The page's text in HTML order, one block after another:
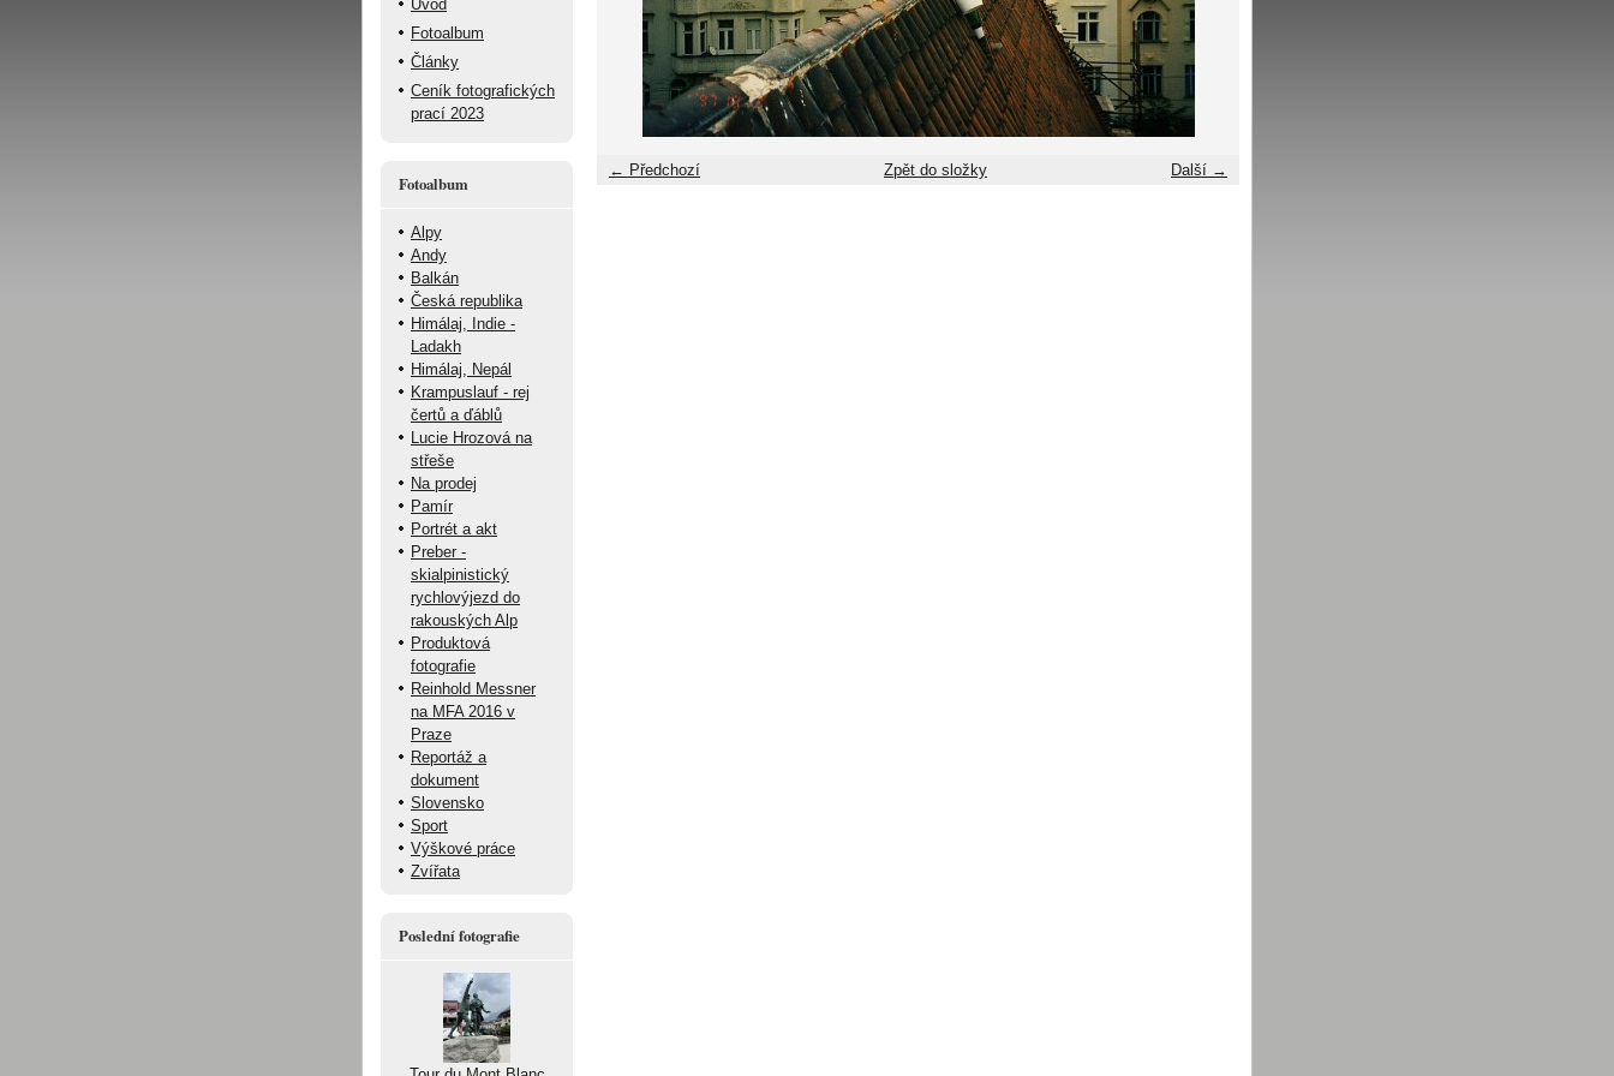
← Předchozí Další →
Zpět do složky
Úvod
Fotoalbum
Články
Ceník fotografických
prací 2023
Fotoalbum
Alpy
Andy
Balkán
Česká republika
Himálaj, Indie -
Ladakh
Himálaj, Nepál
Krampuslauf - rej
čertů a ďáblů
Lucie Hrozová na
střeše
Na prodej
Pamír
Portrét a akt
Preber -
skialpinistický
rychlovýjezd do
rakouských Alp
Produktová
fotografie
Reinhold Messner
na MFA 2016 v
Praze
Reportáž a
dokument
Slovensko
Sport
Výškové práce
Zvířata
Poslední fotografie